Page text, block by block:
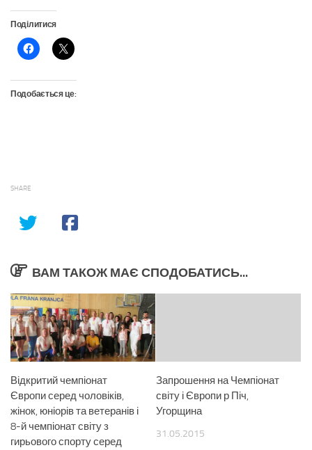
Поділитися
Подобається це:
SHARE
ВАМ ТАКОЖ МАЄ СПОДОБАТИСЬ...
Відкритий чемпіонат
Європи серед чоловіків,
жінок, юніорів та ветеранів і
8-й чемпіонат світу з
гирьового спорту серед
Запрошення на Чемпіонат
світу і Європи р Піч,
Угорщина
31.05.2015